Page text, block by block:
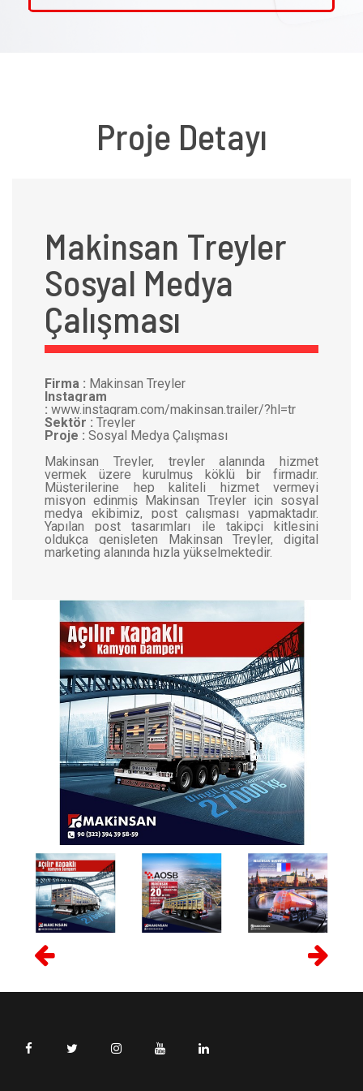
Proje Detayı
Makinsan Treyler
Sosyal Medya
Çalışması
Firma : Makinsan Treyler
Instagram
: www.instagram.com/makinsan.trailer/?hl=tr
Sektör : Treyler
Proje : Sosyal Medya Çalışması
Makinsan Treyler, treyler alanında hizmet
vermek üzere kurulmuş köklü bir firmadır.
Müşterilerine hep kaliteli hizmet vermeyi
misyon edinmiş Makinsan Treyler için sosyal
medya ekibimiz, post çalışması yapmaktadır.
Yapılan post tasarımları ile takipçi kitlesini
oldukça genişleten Makinsan Treyler, digital
marketing alanında hızla yükselmektedir.